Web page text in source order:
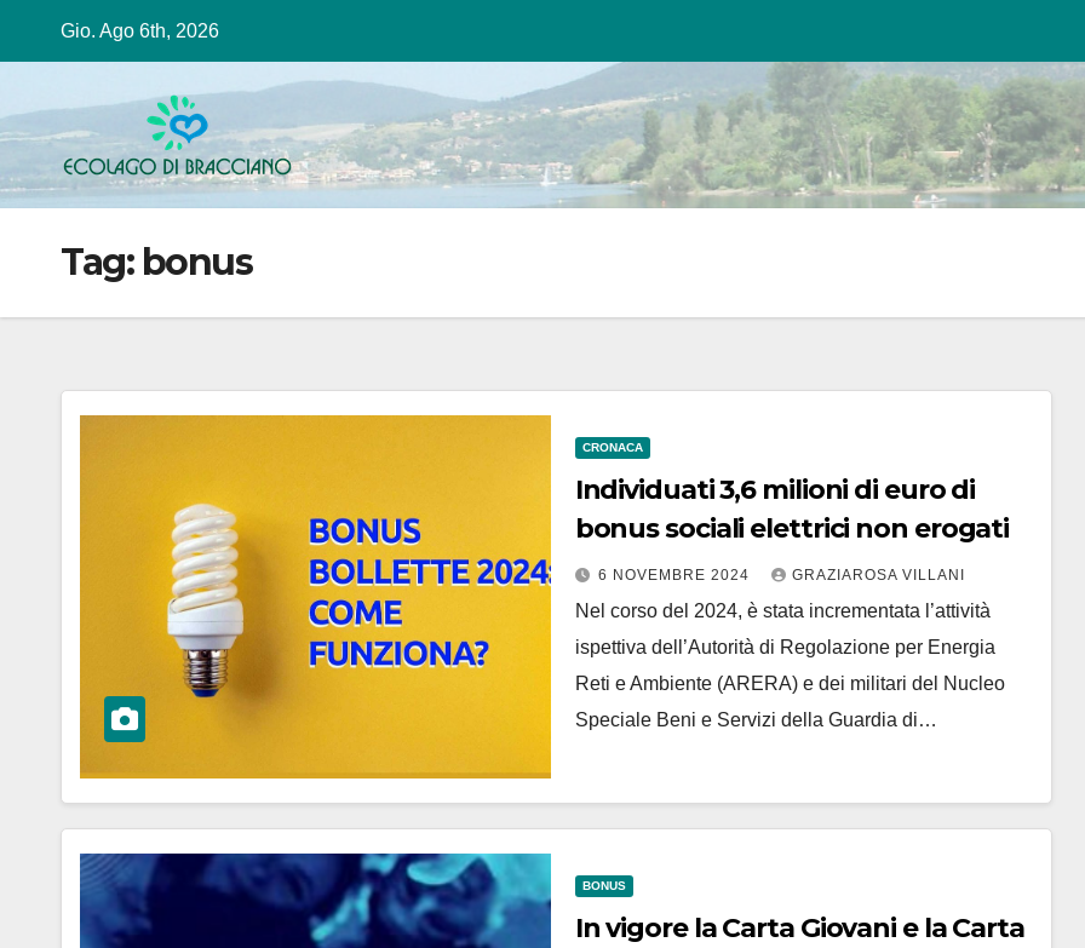
Gio. Ago 6th, 2026
Tag: bonus
CRONACA
Individuati 3,6 milioni di euro di
bonus sociali elettrici non erogati
6 NOVEMBRE 2024 GRAZIAROSA VILLANI
Nel corso del 2024, è stata incrementata l’attività
ispettiva dell’Autorità di Regolazione per Energia
Reti e Ambiente (ARERA) e dei militari del Nucleo
Speciale Beni e Servizi della Guardia di…
BONUS
In vigore la Carta Giovani e la Carta